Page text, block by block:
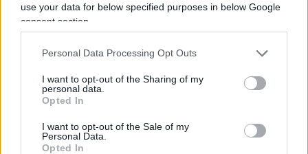
use your data for below specified purposes in below Google
consent section.
Personal Data Processing Opt Outs
I want to opt-out of the Sharing of my
personal data.
Opted In
I want to opt-out of the Sale of my
Personal Data.
Opted In
Esaminando le differenze tra le professioni, i dati
dell’Inpsmostrano che un pensionato che ha
lavorato come operaio o impiegato ha una
17,6 anni, mentre un ex dirigente mediamente ne
può godere per 19,7 anni. Tuttavia, secondo lo
studio dell’Inps, anche il reddito svolge un ruolo:
un pensionato con un reddito basso, infatti,